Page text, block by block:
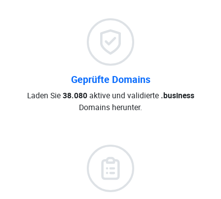
Geprüfte Domains
Laden Sie38.080aktive und validierte .business
Domains herunter.